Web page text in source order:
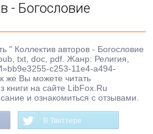
- Богословие
" Коллектив авторов - Богословие
txt, doc, pdf. Жанр: Религия,
c253-11e4-a494-
же Вы можете читать
книги на сайте LibFox.Ru
и ознакомиться с отзывами.
В Твиттере